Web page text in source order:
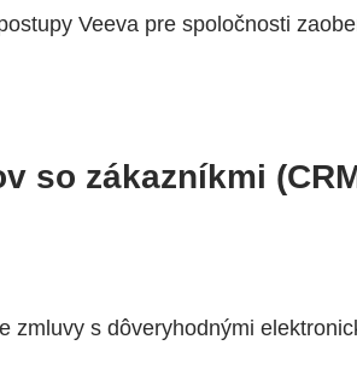
Veeva pre spoločnosti
so zákazníkmi
zmluvy s dôveryhodnými